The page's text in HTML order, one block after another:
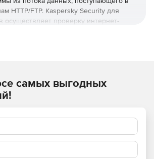
HTTP/FTP. Kaspersky Security для
осуществляет проверку интернет-
от вредоносных и потенциально
самых выгодных